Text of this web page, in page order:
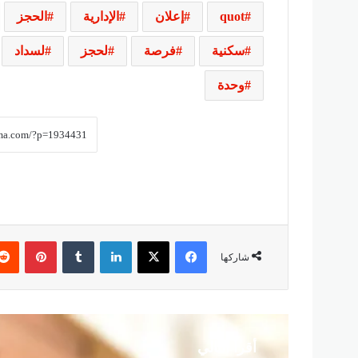
quot إعلان الإدارية الحجز
سكنية فرصة لحجز لسداد
وحدة
شاركها
فيسبوك ‫X لينكدإن بينتيريست
أقرأ التالي